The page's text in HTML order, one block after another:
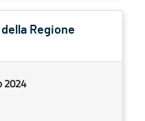
Regione
2024